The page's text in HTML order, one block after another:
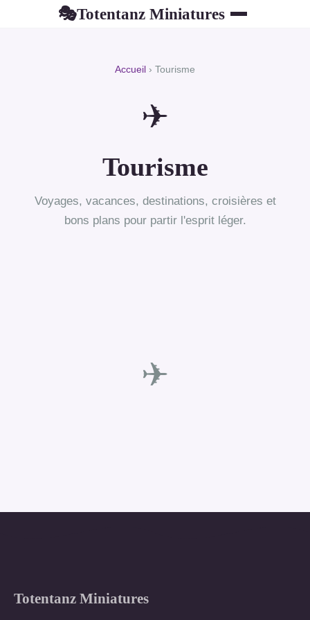
🎭Totentanz Miniatures
Accueil › Tourisme
✈
Tourisme
Voyages, vacances, destinations, croisières et
bons plans pour partir l'esprit léger.
✈
Totentanz Miniatures